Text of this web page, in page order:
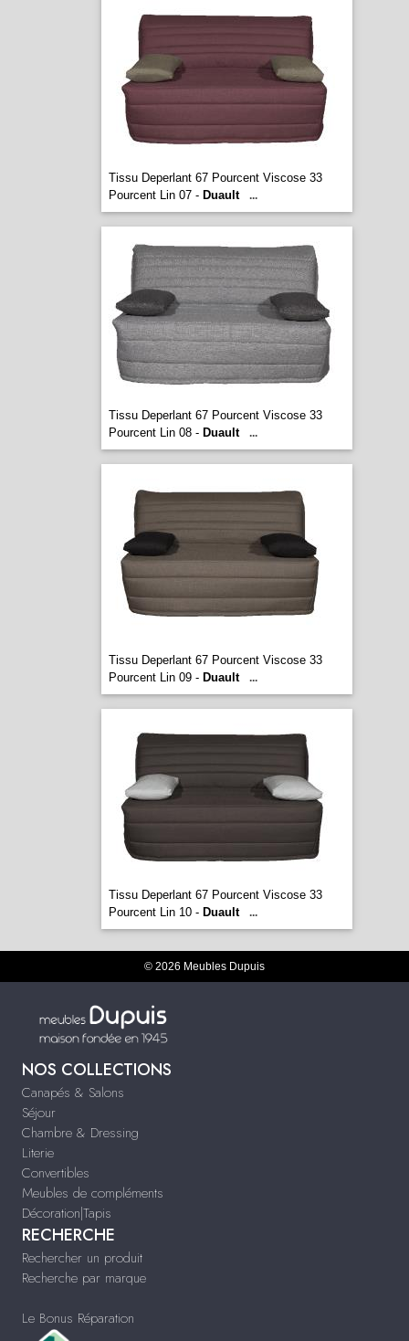
Tissu Deperlant 67 Pourcent Viscose 33
Pourcent Lin 07 - Duault ...
Tissu Deperlant 67 Pourcent Viscose 33
Pourcent Lin 08 - Duault ...
Tissu Deperlant 67 Pourcent Viscose 33
Pourcent Lin 09 - Duault ...
Tissu Deperlant 67 Pourcent Viscose 33
Pourcent Lin 10 - Duault ...
© 2026 Meubles Dupuis
NOS COLLECTIONS
Canapés & Salons
Séjour
Chambre & Dressing
Literie
Convertibles
Meubles de compléments
Décoration|Tapis
RECHERCHE
Rechercher un produit
Recherche par marque
Le Bonus Réparation